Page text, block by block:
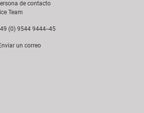
de contacto
Team
(0) 9544 9444--45
un correo